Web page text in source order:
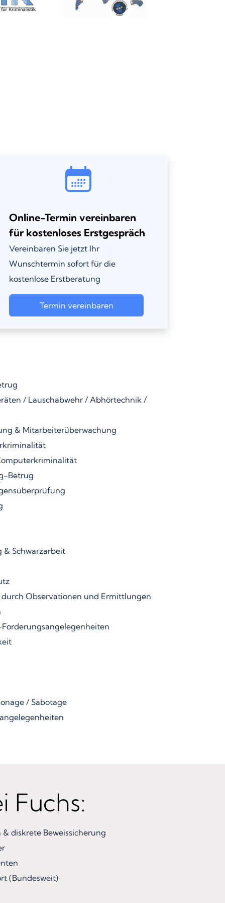
Online-Termin vereinbaren
für kostenloses Erstgespräch
Vereinbaren Sie jetzt Ihr
Wunschtermin sofort für die
kostenlose Erstberatung
Termin vereinbaren
/ Lauschabwehr / Abhörtechnik /
& Mitarbeiterüberwachung
Betrug
Schwarzarbeit
Observationen und Ermittlungen
/ Sabotage
Fuchs:
diskrete Beweissicherung
(Bundesweit)